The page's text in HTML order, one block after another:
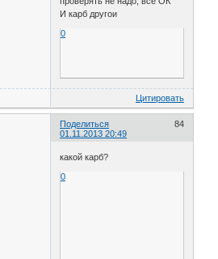
И карб другои
0
Цитировать
Поделиться
84
01.11.2013 20:49
какой карб?
0